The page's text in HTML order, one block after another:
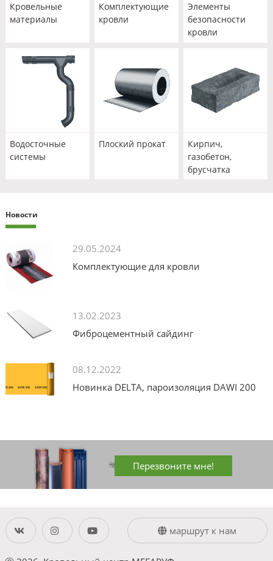
Кровельные
материалы
Комплектующие
кровли
Элементы
безопасности
кровли
Водосточные
системы
Плоский прокат
Кирпич,
газобетон,
брусчатка
Новости
29.05.2024
Комплектующие для кровли
13.02.2023
Фиброцементный сайдинг
08.12.2022
Новинка DELTA, пароизоляция DAWI 200
Перезвоните мне!
маршрут к нам